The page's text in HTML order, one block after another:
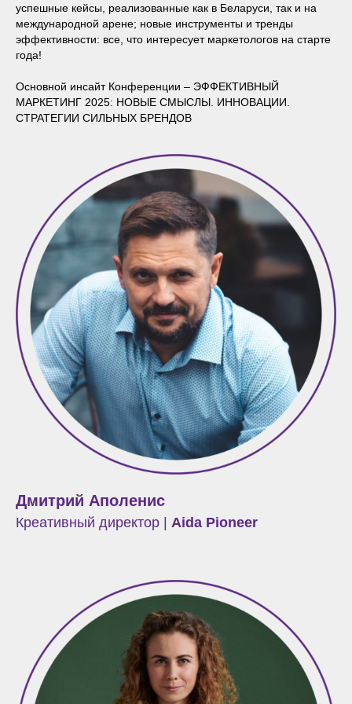
успешные кейсы, реализованные как в Беларуси, так и на
международной арене; новые инструменты и тренды
эффективности: все, что интересует маркетологов на старте
года!
Основной инсайт Конференции – ЭФФЕКТИВНЫЙ
МАРКЕТИНГ 2025: НОВЫЕ СМЫСЛЫ. ИННОВАЦИИ.
СТРАТЕГИИ СИЛЬНЫХ БРЕНДОВ
Дмитрий Аполенис
Креативный директор | Aida Pioneer